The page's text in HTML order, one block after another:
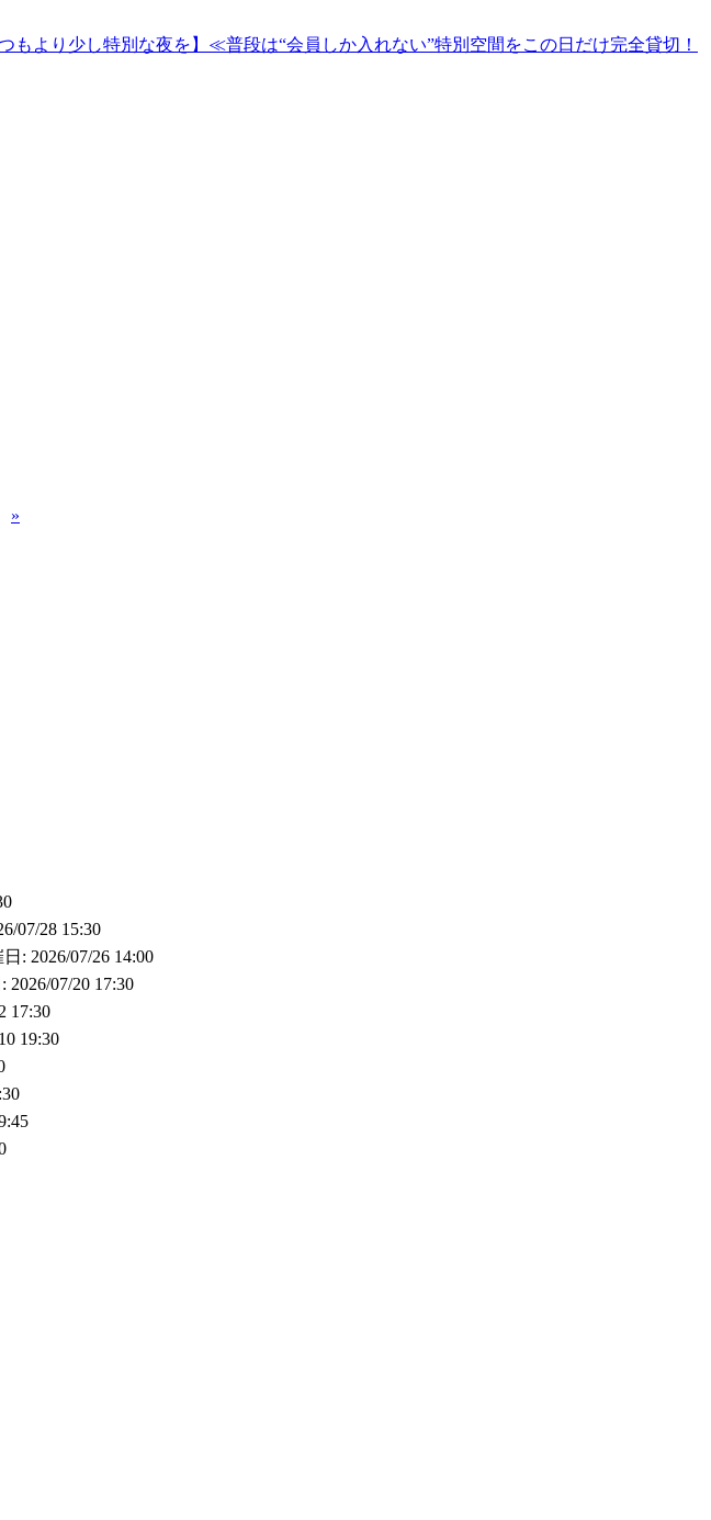
より少し特別な夜を】≪普段は“会員しか入れない”特別空間をこの日だけ完全貸切！
»
07/28 15:30
日: 2026/07/26 14:00
2026/07/20 17:30
17:30
19:30